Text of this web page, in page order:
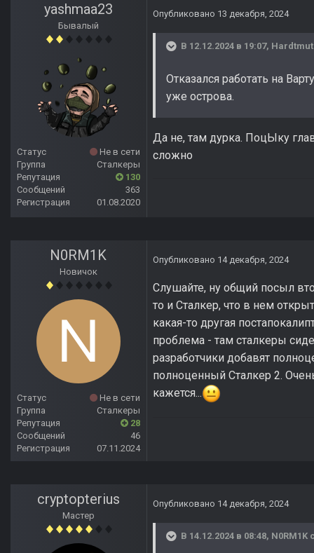
yashmaa23
Бывалый
Статус
Не в сети
Группа
Сталкеры
Репутация
130
Сообщений
363
Регистрация
01.08.2020
Опубликовано 13 декабря, 2024
В 12.12.2024 в 19:07,
Отказался работать на
уже острова.
Да не, там дурка. ПоцЫку
сложно
N0RM1K
Новичок
Статус
Не в сети
Группа
Сталкеры
Репутация
28
Сообщений
46
Регистрация
07.11.2024
Опубликовано 14 декабря, 2024
Слушайте, ну общий посыл
то и Сталкер, что в нем
какая-то другая
проблема - там сталкеры
разработчики добавят
полноценный Сталкер 2.
кажется...
cryptopterius
Мастер
Опубликовано 14 декабря, 2024
В 14.12.2024 в 08:48, N0RM1K